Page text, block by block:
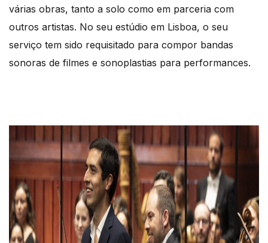
várias obras, tanto a solo como em parceria com
outros artistas. No seu estúdio em Lisboa, o seu
serviço tem sido requisitado para compor bandas
sonoras de filmes e sonoplastias para performances.